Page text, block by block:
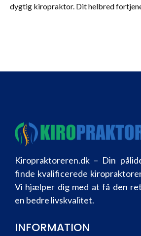
dygtig kiropraktor. Dit helbred
Kiropraktoreren.dk – Din
finde kvalificerede
Vi hjælper dig med at få den
en bedre livskvalitet.
INFORMATION